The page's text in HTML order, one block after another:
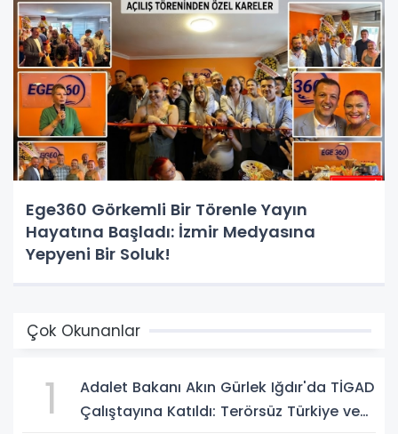
Ege360 Görkemli Bir Törenle Yayın
Hayatına Başladı: İzmir Medyasına
Yepyeni Bir Soluk!
Çok Okunanlar
1
Adalet Bakanı Akın Gürlek Iğdır'da TİGAD
Çalıştayına Katıldı: Terörsüz Türkiye ve